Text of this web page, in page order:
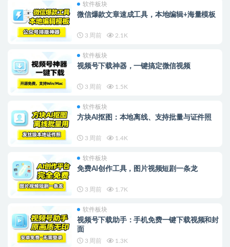
软件板块
微信爆款文章速成工具，本地编辑+海量模板
3 周前 2.1K
软件板块
视频号下载神器，一键搞定微信视频
3 周前 1.5K
软件板块
方块AI抠图：本地离线、支持批量与证件照
3 周前 1.4K
软件板块
免费AI创作工具，图片视频短剧一条龙
3 周前 1.7K
软件板块
视频号下载助手：手机免费一键下载视频和封
面
3 周前 1.3K